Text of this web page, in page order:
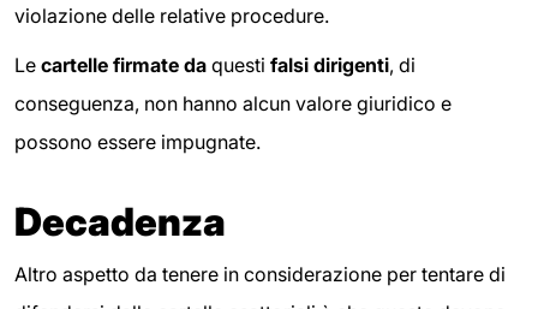
violazione delle relative procedure.
Le cartelle firmate da questi falsi dirigenti, di
conseguenza, non hanno alcun valore giuridico e
possono essere impugnate.
Decadenza
Altro aspetto da tenere in considerazione per tentare di